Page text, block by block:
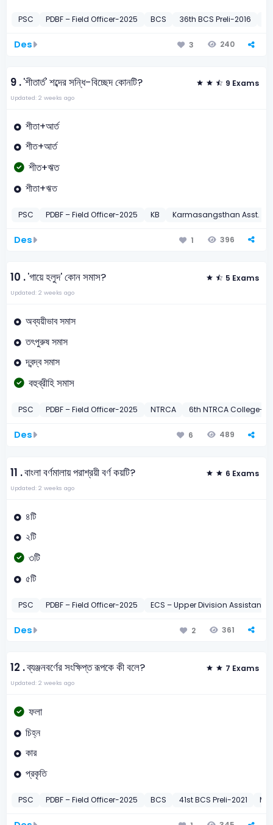
PSC PDBF – Field Officer-2025 BCS 36th BCS Preli-2016
Des 3 240
9 .'শীতার্ত' শব্দের সন্ধি-বিচ্ছেদ কোনটি? 9 Exams
Updated: 2 weeks ago
শীতা+আর্ত
শীত+আর্ত
শীত+ঋত
শীতা+ঋত
PSC PDBF – Field Officer-2025 KB Karmasangsthan Asst.
Des 1 396
10 .'গায়ে হলুদ' কোন সমাস? 5 Exams
Updated: 2 weeks ago
অব্যয়ীভাব সমাস
তৎপুরুষ সমাস
দ্বন্দ্ব সমাস
বহুব্রীহি সমাস
PSC PDBF – Field Officer-2025 NTRCA 6th NTRCA College-
Des 6 489
11 .বাংলা বর্ণমালায় পরাশ্রয়ী বর্ণ কয়টি? 6 Exams
Updated: 2 weeks ago
৪টি
২টি
৩টি
৫টি
PSC PDBF – Field Officer-2025 ECS – Upper Division Assistant-
Des 2 361
12 .ব্যঞ্জনবর্ণের সংক্ষিপ্ত রূপকে কী বলে? 7 Exams
Updated: 2 weeks ago
ফলা
চিহ্ন
কার
প্রকৃতি
PSC PDBF – Field Officer-2025 BCS 41st BCS Preli-2021